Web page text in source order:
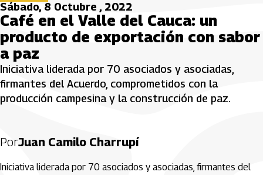
Sábado, 8 Octubre , 2022
Café en el Valle del Cauca: un
producto de exportación con sabor
a paz
Iniciativa liderada por 70 asociados y asociadas,
firmantes del Acuerdo, comprometidos con la
producción campesina y la construcción de paz.
PorJuan Camilo Charrupí
Iniciativa liderada por 70 asociados y asociadas, firmantes del